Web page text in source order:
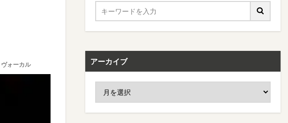
ヴォーカル アーカイブ